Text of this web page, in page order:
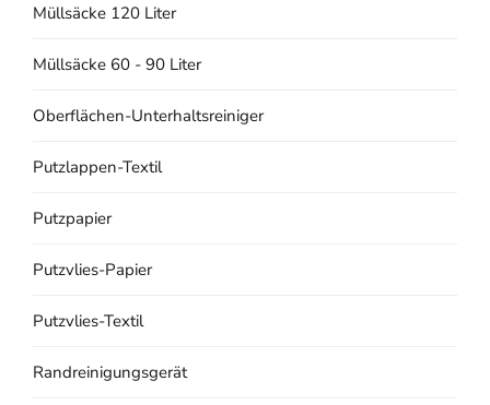
Müllsäcke 120 Liter
Müllsäcke 60 - 90 Liter
Oberflächen-Unterhaltsreiniger
Putzlappen-Textil
Putzpapier
Putzvlies-Papier
Putzvlies-Textil
Randreinigungsgerät